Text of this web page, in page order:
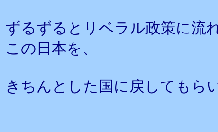
ずるずるとリベラル政策に流
この日本を、
きちんとした国に戻してもら